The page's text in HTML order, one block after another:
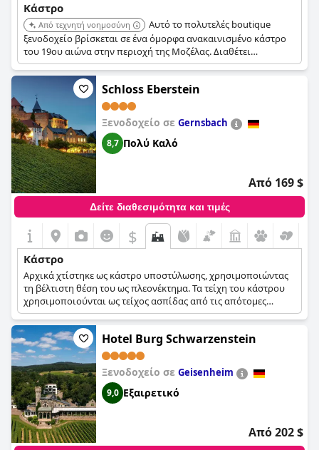
Κάστρο
Από τεχνητή νοημοσύνη
Αυτό το πολυτελές boutique
ξενοδοχείο βρίσκεται σε ένα όμορφα ανακαινισμένο κάστρο
του 19ου αιώνα στην περιοχή της Μοζέλας. Διαθέτει
εντυπωσιακή θέα στον ποταμό Μοζέλα και τους αμπελώνες,
προσφέροντας γκουρμέ κουζίνα και τοπικά κρασιά Riesling
στο κομψό εστιατόριό του.Schloss Eberstein
Ξενοδοχείο σε Gernsbach
8,7 Πολύ Καλό
Από 169 $
Δείτε διαθεσιμότητα και τιμές
$
Κάστρο
Αρχικά χτίστηκε ως κάστρο υποστύλωσης, χρησιμοποιώντας
τη βέλτιστη θέση του ως πλεονέκτημα. Τα τείχη του κάστρου
χρησιμοποιούνται ως τείχος ασπίδας από τις απότομες
πλαγιές δίνοντάς του ένα ιδανικό πλεονεκτικό σημείο και
τρομερή αμυντική ικανότητα. Τον 19ο αιώνα, το κάστρο
ανακατασκευάστηκε από την οικογένεια Μπάντεν σε κάστρο
εξοχής. Σήμερα είναι μέλος των ξενοδοχείων QL, ξενοδοχείων
που δίνουν έμφαση στην ποιότητα αλλά και στην παροχή
μιας αξέχαστης γαστρονομικής εμπειρίας.
Hotel Burg Schwarzenstein
Ξενοδοχείο σε Geisenheim
9,0 Εξαιρετικό
Από 202 $